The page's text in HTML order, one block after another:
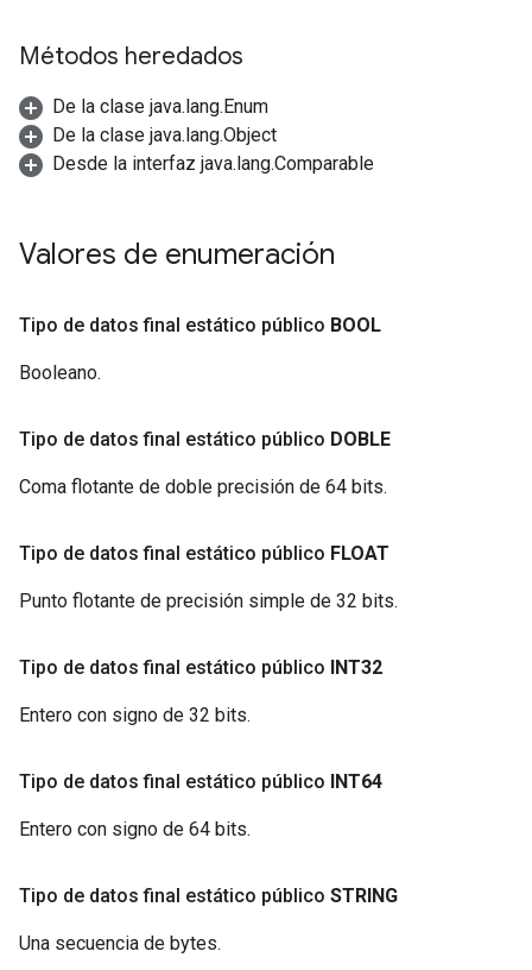
Métodos heredados
De la clase java.lang.Enum
De la clase java.lang.Object
Desde la interfaz java.lang.Comparable
Valores de enumeración
Tipo de datos final estático público BOOL
Booleano.
Tipo de datos final estático público DOBLE
Coma flotante de doble precisión de 64 bits.
Tipo de datos final estático público FLOAT
Punto flotante de precisión simple de 32 bits.
Tipo de datos final estático público INT32
Entero con signo de 32 bits.
Tipo de datos final estático público INT64
Entero con signo de 64 bits.
Tipo de datos final estático público STRING
Una secuencia de bytes.